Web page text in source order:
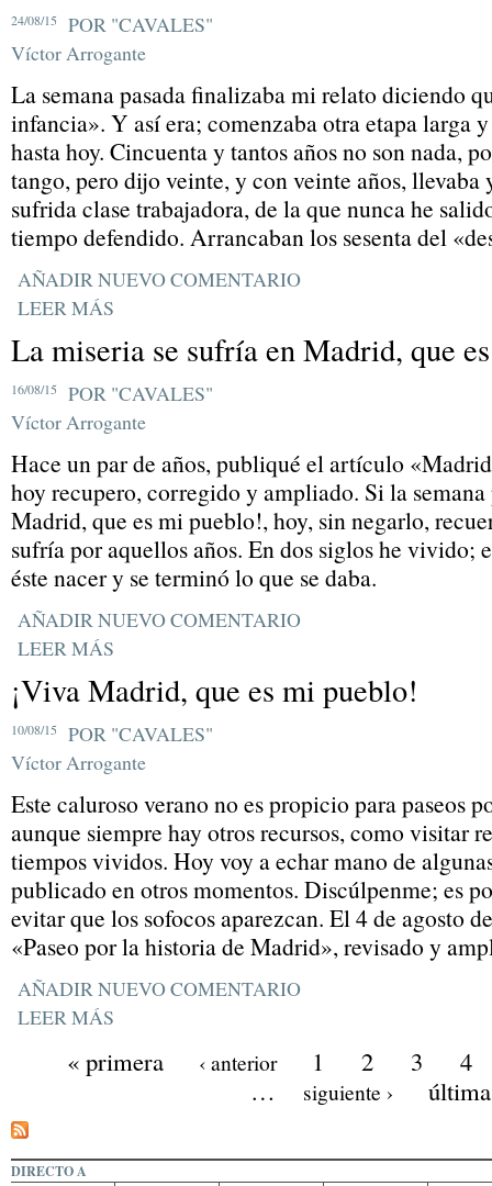
24/08/15
POR "CAVALES"
Víctor Arrogante
La semana pasada finalizaba mi relato diciendo
infancia». Y así era; comenzaba otra etapa larga
hasta hoy. Cincuenta y tantos años no son nada,
tango, pero dijo veinte, y con veinte años, llevaba
sufrida clase trabajadora, de la que nunca he
tiempo defendido. Arrancaban los sesenta del
AÑADIR NUEVO COMENTARIO
LEER MÁS
La miseria se sufría en Madrid, que
16/08/15
POR "CAVALES"
Víctor Arrogante
Hace un par de años, publiqué el artículo
hoy recupero, corregido y ampliado. Si la semana
Madrid, que es mi pueblo!, hoy, sin negarlo,
sufría por aquellos años. En dos siglos he vivido;
éste nacer y se terminó lo que se daba.
AÑADIR NUEVO COMENTARIO
LEER MÁS
¡Viva Madrid, que es mi pueblo!
10/08/15
POR "CAVALES"
Víctor Arrogante
Este caluroso verano no es propicio para paseos
aunque siempre hay otros recursos, como visitar
tiempos vividos. Hoy voy a echar mano de
publicado en otros momentos. Discúlpenme; es
evitar que los sofocos aparezcan. El 4 de agosto
«Paseo por la historia de Madrid», revisado y
AÑADIR NUEVO COMENTARIO
LEER MÁS
« primera ‹ anterior 1 2 3
4
…
siguiente ›
DIRECTO A